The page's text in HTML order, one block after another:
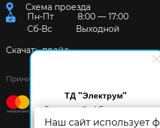
ТД "Электрум"
Здравствуйте! Готов помочь
вам. Напишите мне, если у
Наш сайт использует
Схема проезда
Пн-Пт
8:00 — 17:00
Сб-Вс
Выходной
Скачать прайс
Принимаем к оплате: